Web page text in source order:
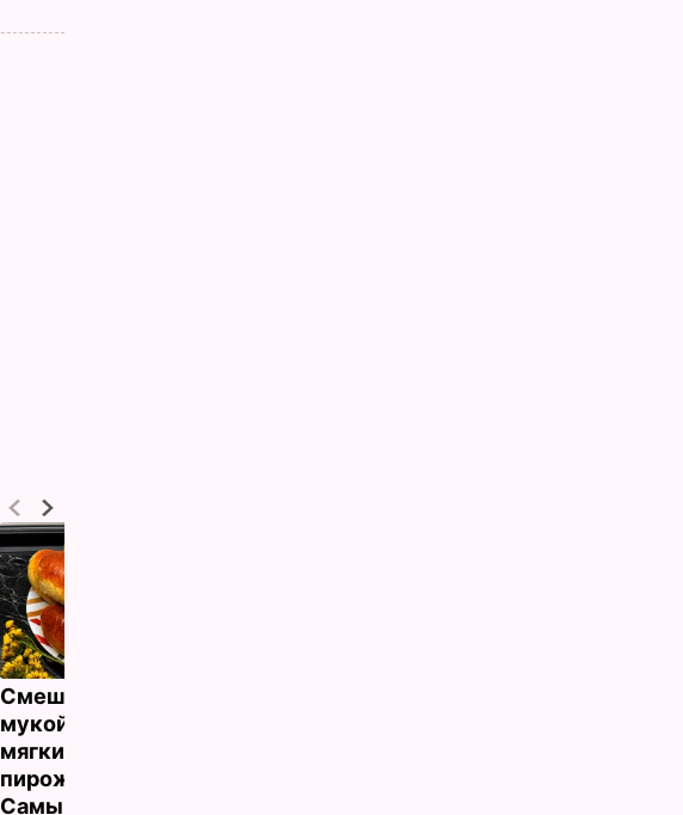
Смешайте это с
мукой – и целая гора
мягких, словно пух,
пирожков готова.
Самый лучший